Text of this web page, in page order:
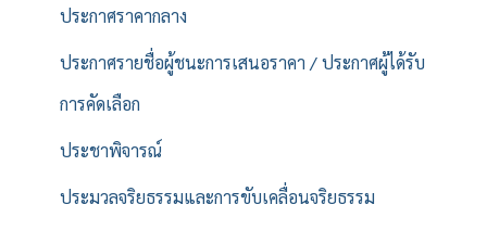
ประกาศราคากลาง
ประกาศรายชื่อผู้ชนะการเสนอราคา / ประกาศผู้ได้รับ
การคัดเลือก
ประชาพิจารณ์
ประมวลจริยธรรมและการขับเคลื่อนจริยธรรม